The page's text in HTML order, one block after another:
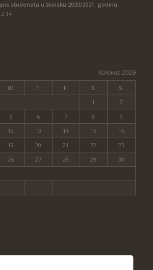
studenata u školsku 2020/2021. godinu
Kolovoz 2026
W T F S S
1
2
5 6 7 8
9
12 13 14 15
16
19 20 21 22
23
26 27 28 29
30